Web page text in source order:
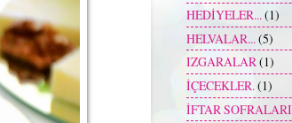
HEDİYELER...(1)
HELVALAR... (5)
IZGARALAR(1)
İÇECEKLER.(1)
İFTAR SOFRALARI